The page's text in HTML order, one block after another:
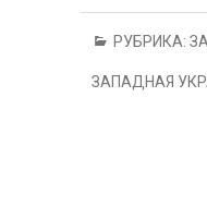
РУБРИКА:
ЗАПАДНАЯ